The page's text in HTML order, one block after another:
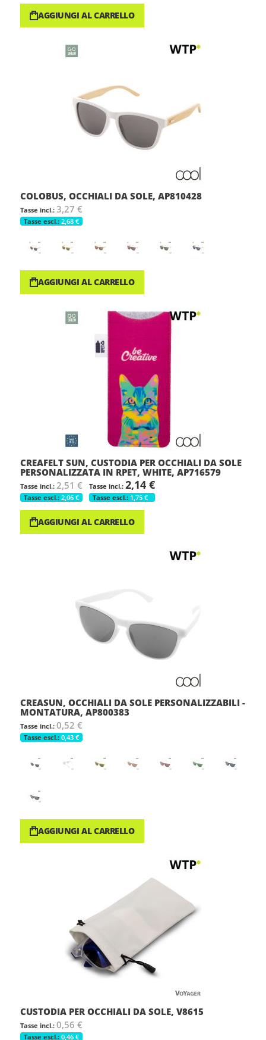
AGGIUNGI AL CARRELLO
COLOBUS, OCCHIALI DA SOLE, AP810428
3,27 €
2,68 €
AGGIUNGI AL CARRELLO
CREAFELT SUN, CUSTODIA PER OCCHIALI DA SOLE
PERSONALIZZATA IN RPET, WHITE, AP716579
2,51 €
2,06 €
2,14 €
1,75 €
AGGIUNGI AL CARRELLO
CREASUN, OCCHIALI DA SOLE PERSONALIZZABILI -
MONTATURA, AP800383
0,52 €
0,43 €
AGGIUNGI AL CARRELLO
CUSTODIA PER OCCHIALI DA SOLE, V8615
0,56 €
0,46 €